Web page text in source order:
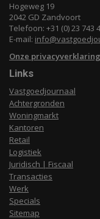
Hogeweg 19
2042 GD Zandvoort
Telefoon: +31 (0) 23 743
E-mail:
Onze privacyverklaring
Links
Vastgoedjournaal
Achtergronden
Woningmarkt
Kantoren
Retail
Logistiek
Juridisch | Fiscaal
Transacties
Werk
Specials
Sitemap